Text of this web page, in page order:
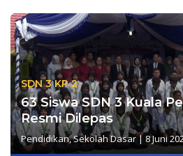
SDN 3 KP 2
63 Siswa SDN 3 Kuala
Resmi Dilepas
Pendidikan,Sekolah Dasar| 8 Juni